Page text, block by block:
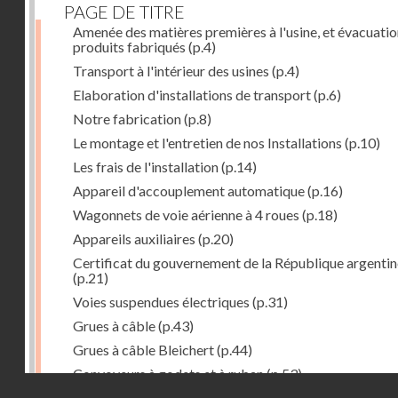
PAGE DE TITRE
Amenée des matières premières à l'usine, et
produits fabriqués (p.4)
Transport à l'intérieur des usines (p.4)
Elaboration d'installations de transport(p.6)
Notre fabrication(p.8)
Le montage et l'entretien de nos Installations (p.10)
Les frais de l'installation(p.14)
Appareil d'accouplement automatique(p.16)
Wagonnets de voie aérienne à 4 roues (p.18)
Appareils auxiliaires (p.20)
Certificat du gouvernement de la République
(p.21)
Voies suspendues électriques (p.31)
Grues à câble(p.43)
Grues à câble Bleichert(p.44)
Convoyeurs à godets et à ruban(p.53)